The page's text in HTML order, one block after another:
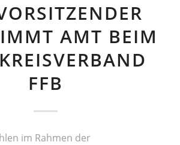
AMT BEIM
FFB
im Rahmen der